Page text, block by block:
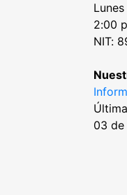
2:00
NIT:
03 de